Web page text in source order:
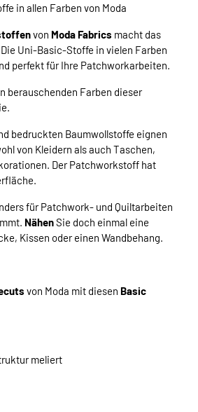
in allen Farben von Moda
von Moda Fabrics macht das
Uni-Basic-Stoffe in vielen Farben
perfekt für Ihre Patchworkarbeiten.
berauschenden Farben dieser
bedruckten Baumwollstoffe eignen
von Kleidern als auch Taschen,
Der Patchworkstoff hat
für Patchwork- und Quiltarbeiten
NähenSie doch einmal eine
Kissen oder einen Wandbehang.
von Moda mit diesen Basic
meliert